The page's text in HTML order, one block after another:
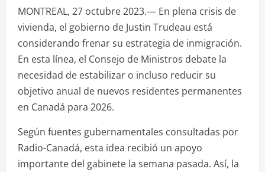
MONTREAL, 27 octubre 2023.— En plena crisis de
vivienda, el gobierno de Justin Trudeau está
considerando frenar su estrategia de inmigración.
En esta línea, el Consejo de Ministros debate la
necesidad de estabilizar o incluso reducir su
objetivo anual de nuevos residentes permanentes
en Canadá para 2026.
Según fuentes gubernamentales consultadas por
Radio-Canadá, esta idea recibió un apoyo
importante del gabinete la semana pasada. Así, la